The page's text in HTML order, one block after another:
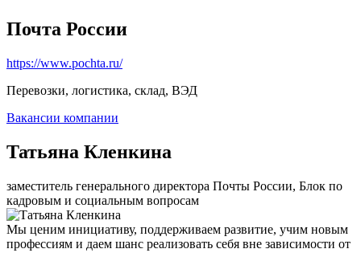
Почта России
https://www.pochta.ru/
Перевозки, логистика, склад, ВЭД
Вакансии компании
Татьяна Кленкина
заместитель генерального директора Почты России, Блок по
кадровым и социальным вопросам
Мы ценим инициативу, поддерживаем развитие, учим новым
профессиям и даем шанс реализовать себя вне зависимости от